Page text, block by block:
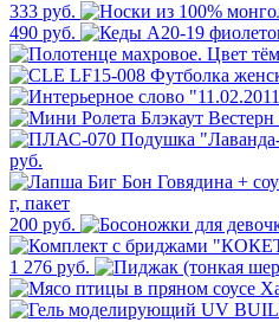
333 руб.
490 руб.
руб.
200 руб.
1 276 руб.